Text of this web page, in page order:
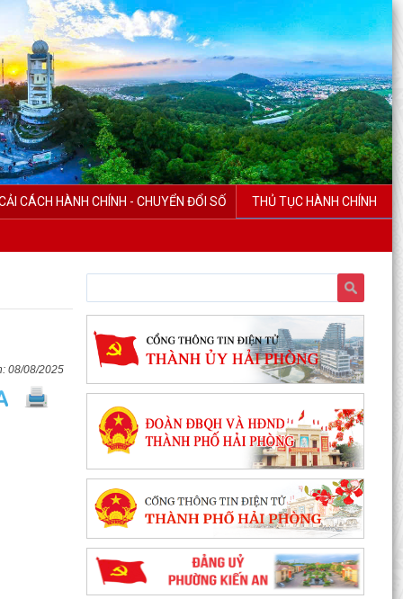
CÁCH HÀNH CHÍNH - CHUYỂN ĐỔI SỐ THỦ TỤC HÀNH CHÍNH
08/08/2025
UBND phường triển khai công tác khám sức
khoẻ định kỳ, khám sàng lọc miễn phí cho người
Ban đại diện Hội đồng quản trị Ngân hàng Chính
sách xã hội phường Kiến An tổ chức phiên họp
TỪ NGÀY 08/8/2026: NHIỀU THỦ TỤC HÀNH
CHÍNH TRỰC TUYẾN TẠI THÀNH PHỐ HẢI
PHÒNG ĐƯỢC THU PHÍ, LỆ PHÍ...
Chi bộ trường Tiểu học Quang Trung kết nạp
Đảng viên mới
Tổ Đại biểu số 05 HĐND thành phố tiếp xúc cử tri
sau Kỳ họp thường lệ giữa năm 2026 HĐND
thành phố...
Hội nghị tập huấn công tác Đoàn và phong trào
thanh thiếu nhi năm 2026
Công văn số: 20/CV-TYT của Trạm y tế phường